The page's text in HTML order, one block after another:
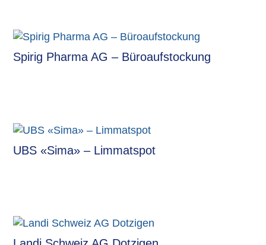
Spirig Pharma AG – Büroaufstockung
UBS «Sima» – Limmatspot